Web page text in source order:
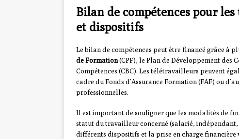
Bilan de compétences pour
et dispositifs
Le bilan de compétences peut être financé grâce à
de Formation(CPF), le Plan de Développement des
Compétences (CBC). Les télétravailleurs peuvent
cadre du Fonds d’Assurance Formation (FAF) ou
professionnelles.
Il est important de souligner que les modalités de
statut du travailleur concerné (salarié,
différents dispositifs et la prise en charge